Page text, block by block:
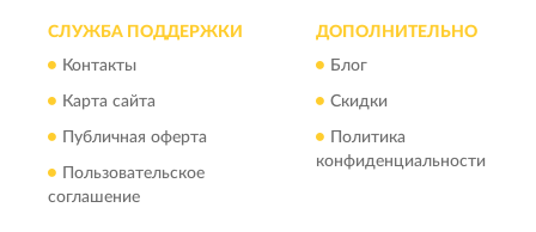
СЛУЖБА ПОДДЕРЖКИ
Контакты
Карта сайта
Публичная оферта
Пользовательское
соглашение
ДОПОЛНИТЕЛЬНО
Блог
Скидки
Политика
конфиденциальности